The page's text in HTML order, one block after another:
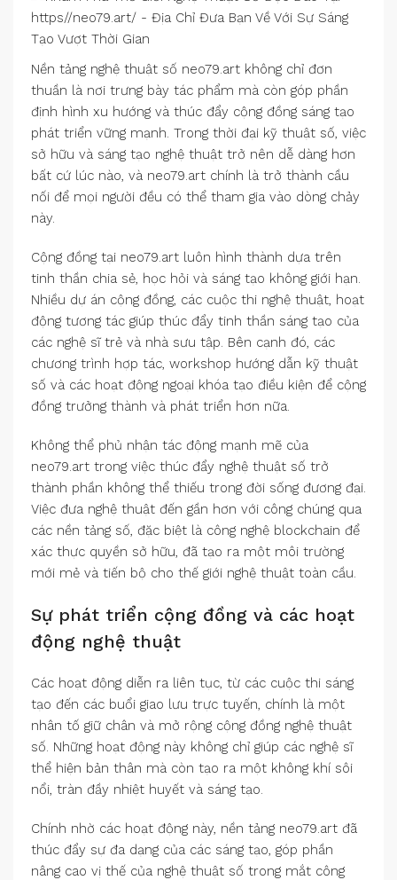
Nền tảng nghệ thuật số neo79.art không chỉ đơn
thuần là nơi trưng bày tác phẩm mà còn góp phần
định hình xu hướng và thúc đẩy cộng đồng sáng tạo
phát triển vững mạnh. Trong thời đại kỹ thuật số, việc
sở hữu và sáng tạo nghệ thuật trở nên dễ dàng hơn
bất cứ lúc nào, và neo79.art chính là trở thành cầu
nối để mọi người đều có thể tham gia vào dòng chảy
này.
Cộng đồng tại neo79.art luôn hình thành dựa trên
tinh thần chia sẻ, học hỏi và sáng tạo không giới hạn.
Nhiều dự án cộng đồng, các cuộc thi nghệ thuật, hoạt
động tương tác giúp thúc đẩy tinh thần sáng tạo của
các nghệ sĩ trẻ và nhà sưu tập. Bên cạnh đó, các
chương trình hợp tác, workshop hướng dẫn kỹ thuật
số và các hoạt động ngoại khóa tạo điều kiện để cộng
đồng trưởng thành và phát triển hơn nữa.
Không thể phủ nhận tác động mạnh mẽ của
neo79.art trong việc thúc đẩy nghệ thuật số trở
thành phần không thể thiếu trong đời sống đương đại.
Việc đưa nghệ thuật đến gần hơn với công chúng qua
các nền tảng số, đặc biệt là công nghệ blockchain để
xác thực quyền sở hữu, đã tạo ra một môi trường
mới mẻ và tiến bộ cho thế giới nghệ thuật toàn cầu.
Sự phát triển cộng đồng và các hoạt
động nghệ thuật
Các hoạt động diễn ra liên tục, từ các cuộc thi sáng
tạo đến các buổi giao lưu trực tuyến, chính là một
nhân tố giữ chân và mở rộng cộng đồng nghệ thuật
số. Những hoạt động này không chỉ giúp các nghệ sĩ
thể hiện bản thân mà còn tạo ra một không khí sôi
nổi, tràn đầy nhiệt huyết và sáng tạo.
Chính nhờ các hoạt động này, nền tảng neo79.art đã
thúc đẩy sự đa dạng của các sáng tạo, góp phần
nâng cao vị thế của nghệ thuật số trong mắt công